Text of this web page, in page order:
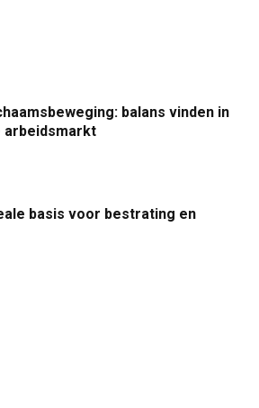
balans vinden in
arbeidsmarkt
basis voor bestrating en